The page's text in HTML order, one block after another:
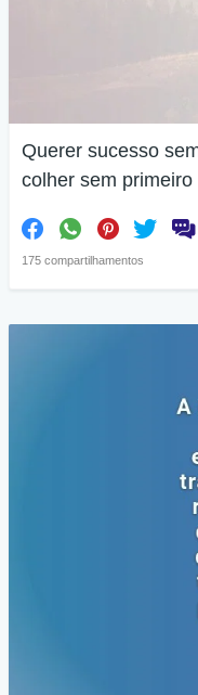
Querer sucesso
colher sem primeiro
175 compartilhamentos